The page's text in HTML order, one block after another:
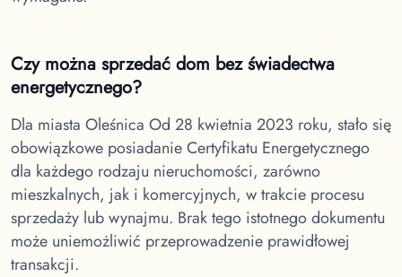
Czy można sprzedać dom bez świadectwa
energetycznego?
Dla miasta Oleśnica Od 28 kwietnia 2023 roku, stało się
obowiązkowe posiadanie Certyfikatu Energetycznego
dla każdego rodzaju nieruchomości, zarówno
mieszkalnych, jak i komercyjnych, w trakcie procesu
sprzedaży lub wynajmu. Brak tego istotnego dokumentu
może uniemożliwić przeprowadzenie prawidłowej
transakcji.